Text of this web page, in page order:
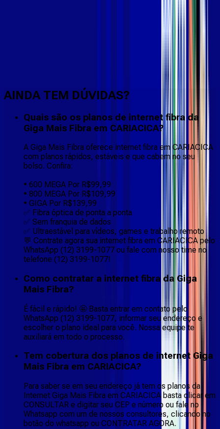
AINDA TEM DÚVIDAS?
Quais são os planos de internet fibra da
Giga Mais Fibra em CARIACICA?
A Giga Mais Fibra oferece internet fibra em CARIACICA
com planos rápidos, estáveis e que cabem no seu
bolso. Confira:
• 600 MEGA Por R$99,99
• 800 MEGA Por R$109,99
• GIGA Por R$139,99
✅ Fibra óptica de ponta a ponta
✅ Sem franquia de dados
✅ Ultraestável para vídeos, games e trabalho remoto
💬 Contrate agora sua internet fibra em CARIACICA pelo
WhatsApp (12) 3199-1077 ou fale com nosso time no
telefone (12) 3199-1077!
Como contratar a internet fibra da Giga
Mais Fibra?
É fácil e rápido! 🤩 Basta entrar em contato pelo
WhatsApp (12) 3199-1077, informar seu endereço e
escolher o plano ideal para você. Nossa equipe te
auxiliará em todo o processo.
Tem cobertura dos planos de internet Giga
Mais Fibra em CARIACICA?
Para saber se em seu endereço já tem os planos da
Internet Giga Mais Fibra em CARIACICA basta clicar em
CONSULTAR e digitar seu CEP e número ou fale no
Whatsapp com um de nossos consultores, clicando no
botão do whatsapp ou CONTRATAR AGORA.